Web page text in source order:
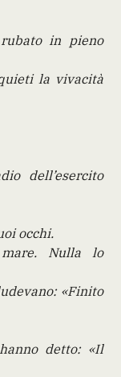
in pieno
la vivacità
dell’esercito
occhi.
Nulla lo
«Finito
detto: «Il